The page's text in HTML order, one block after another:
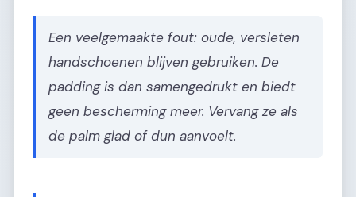
Een veelgemaakte fout: oude, versleten
handschoenen blijven gebruiken. De
padding is dan samengedrukt en biedt
geen bescherming meer. Vervang ze als
de palm glad of dun aanvoelt.